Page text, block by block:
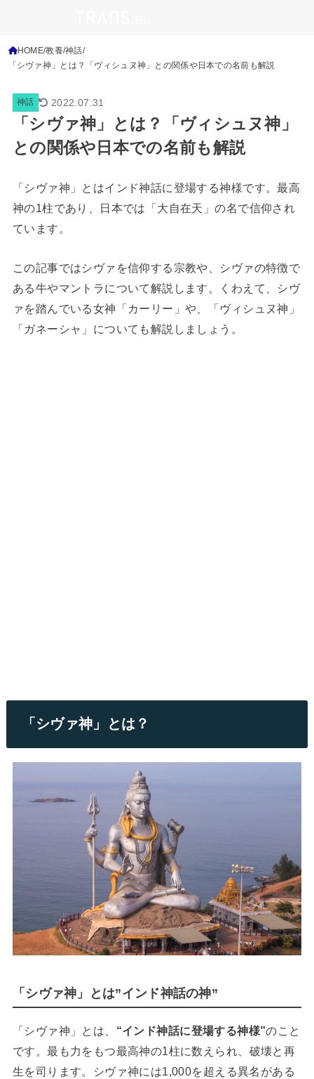
HOME 教養 神話
「シヴァ神」とは？「ヴィシュヌ神」との関係や日本での名前も解説
神話 2022.07.31
「シヴァ神」とは？「ヴィシュヌ神」
との関係や日本での名前も解説
「シヴァ神」とはインド神話に登場する神様です。最高
神の1柱であり、日本では「大自在天」の名で信仰され
ています。
この記事ではシヴァを信仰する宗教や、シヴァの特徴で
ある牛やマントラについて解説します。くわえて、シヴ
ァを踏んでいる女神「カーリー」や、「ヴィシュヌ神」
「ガネーシャ」についても解説しましょう。
「シヴァ神」とは？
「シヴァ神」とは”インド神話の神”
「シヴァ神」とは、 “インド神話に登場する神様”のこと
です。最も力をもつ最高神の1柱に数えられ、破壊と再
生を司ります。シヴァ神には1,000を超える異名がある